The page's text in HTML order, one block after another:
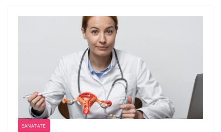
SANATATE